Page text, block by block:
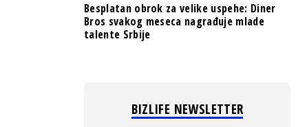
Besplatan obrok za velike uspehe: Diner
Bros svakog meseca nagrađuje mlade
talente Srbije
BIZLIFE NEWSLETTER